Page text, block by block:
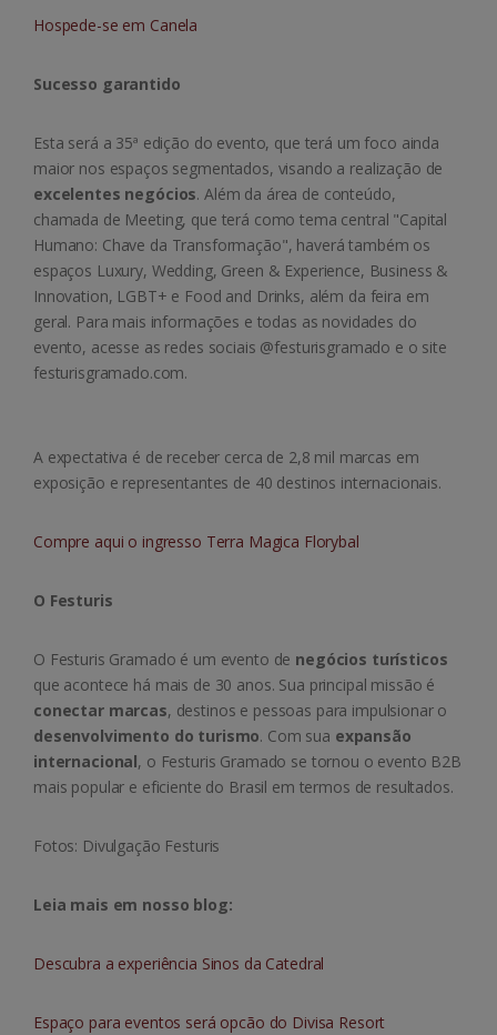
Hospede-se em Canela
Sucesso garantido
Esta será a 35ª edição do evento, que terá um foco ainda
maior nos espaços segmentados, visando a realização de
excelentes negócios. Além da área de conteúdo,
chamada de Meeting, que terá como tema central "Capital
Humano: Chave da Transformação", haverá também os
espaços Luxury, Wedding, Green & Experience, Business &
Innovation, LGBT+ e Food and Drinks, além da feira em
geral. Para mais informações e todas as novidades do
evento, acesse as redes sociais @festurisgramado e o site
festurisgramado.com.
A expectativa é de receber cerca de 2,8 mil marcas em
exposição e representantes de 40 destinos internacionais.
Compre aqui o ingresso Terra Magica Florybal
O Festuris
O Festuris Gramado é um evento de negócios turísticos
que acontece há mais de 30 anos. Sua principal missão é
conectar marcas, destinos e pessoas para impulsionar o
desenvolvimento do turismo. Com sua expansão
internacional, o Festuris Gramado se tornou o evento B2B
mais popular e eficiente do Brasil em termos de resultados.
Fotos: Divulgação Festuris
Leia mais em nosso blog:
Descubra a experiência Sinos da Catedral
Espaço para eventos será opcão do Divisa Resort